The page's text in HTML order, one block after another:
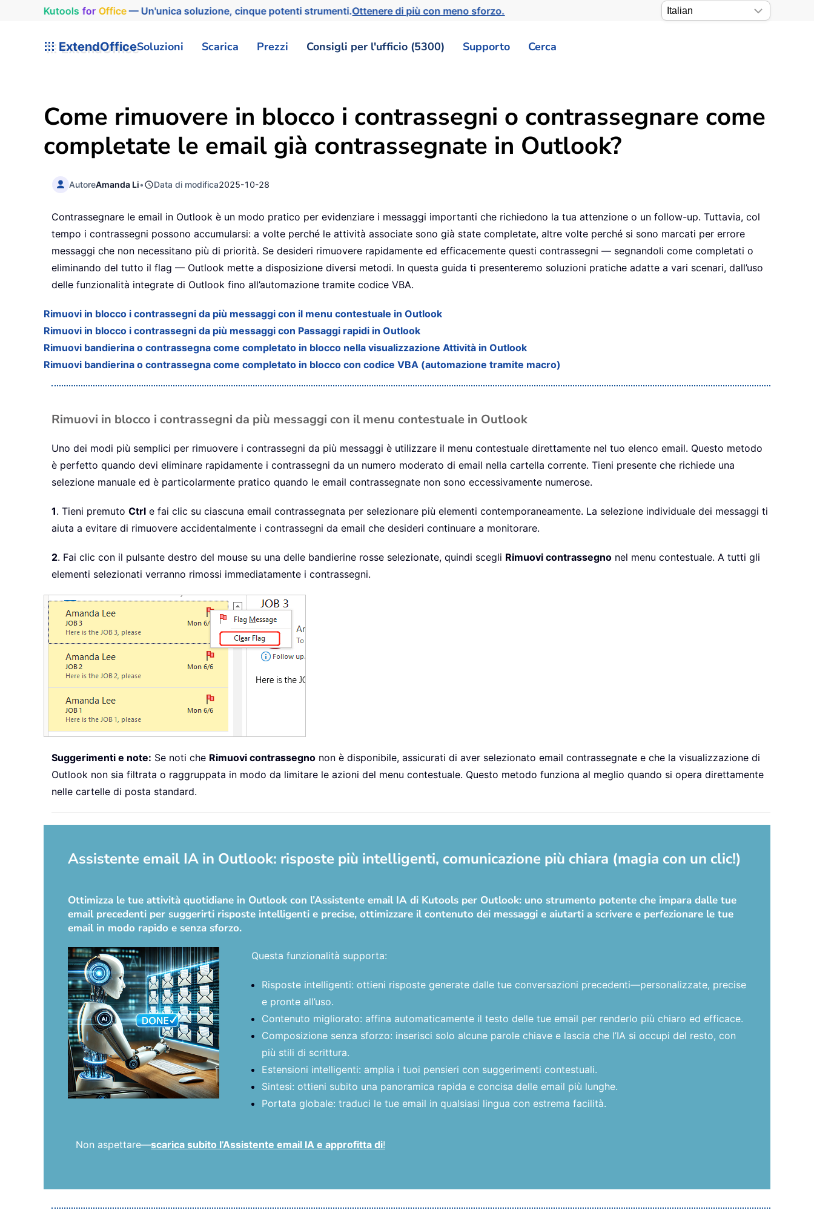
Kutools for Office— Un'unica soluzione, cinque potenti strumenti.Ottenere di più con meno sforzo.
ExtendOfficeSoluzioni Scarica Prezzi Consigli per l'ufficio (5300) Supporto Cerca
Come rimuovere in blocco i contrassegni o contrassegnare come
completate le email già contrassegnate in Outlook?
AutoreAmanda Li• Data di modifica2025-10-28
Contrassegnare le email in Outlook è un modo pratico per evidenziare i messaggi importanti che richiedono la tua attenzione o un follow-up. Tuttavia, col
tempo i contrassegni possono accumularsi: a volte perché le attività associate sono già state completate, altre volte perché si sono marcati per errore
messaggi che non necessitano più di priorità. Se desideri rimuovere rapidamente ed efficacemente questi contrassegni — segnandoli come completati o
eliminando del tutto il flag — Outlook mette a disposizione diversi metodi. In questa guida ti presenteremo soluzioni pratiche adatte a vari scenari, dall’uso
delle funzionalità integrate di Outlook fino all’automazione tramite codice VBA.
Rimuovi in blocco i contrassegni da più messaggi con il menu contestuale in Outlook
Rimuovi in blocco i contrassegni da più messaggi con Passaggi rapidi in Outlook
Rimuovi bandierina o contrassegna come completato in blocco nella visualizzazione Attività in Outlook
Rimuovi bandierina o contrassegna come completato in blocco con codice VBA (automazione tramite macro)
Rimuovi in blocco i contrassegni da più messaggi con il menu contestuale in Outlook
Uno dei modi più semplici per rimuovere i contrassegni da più messaggi è utilizzare il menu contestuale direttamente nel tuo elenco email. Questo metodo
è perfetto quando devi eliminare rapidamente i contrassegni da un numero moderato di email nella cartella corrente. Tieni presente che richiede una
selezione manuale ed è particolarmente pratico quando le email contrassegnate non sono eccessivamente numerose.
1. Tieni premuto Ctrl e fai clic su ciascuna email contrassegnata per selezionare più elementi contemporaneamente. La selezione individuale dei messaggi ti
aiuta a evitare di rimuovere accidentalmente i contrassegni da email che desideri continuare a monitorare.
2. Fai clic con il pulsante destro del mouse su una delle bandierine rosse selezionate, quindi scegli Rimuovi contrassegno nel menu contestuale. A tutti gli
elementi selezionati verranno rimossi immediatamente i contrassegni.
Suggerimenti e note: Se noti che Rimuovi contrassegno non è disponibile, assicurati di aver selezionato email contrassegnate e che la visualizzazione di
Outlook non sia filtrata o raggruppata in modo da limitare le azioni del menu contestuale. Questo metodo funziona al meglio quando si opera direttamente
nelle cartelle di posta standard.
Assistente email IA in Outlook: risposte più intelligenti, comunicazione più chiara (magia con un clic!)
Ottimizza le tue attività quotidiane in Outlook con l’Assistente email IA di Kutools per Outlook: uno strumento potente che impara dalle tue
email precedenti per suggerirti risposte intelligenti e precise, ottimizzare il contenuto dei messaggi e aiutarti a scrivere e perfezionare le tue
email in modo rapido e senza sforzo.
Questa funzionalità supporta:
Risposte intelligenti: ottieni risposte generate dalle tue conversazioni precedenti—personalizzate, precise
e pronte all’uso.
Contenuto migliorato: affina automaticamente il testo delle tue email per renderlo più chiaro ed efficace.
Composizione senza sforzo: inserisci solo alcune parole chiave e lascia che l’IA si occupi del resto, con
più stili di scrittura.
Estensioni intelligenti: amplia i tuoi pensieri con suggerimenti contestuali.
Sintesi: ottieni subito una panoramica rapida e concisa delle email più lunghe.
Portata globale: traduci le tue email in qualsiasi lingua con estrema facilità.
Non aspettare—scarica subito l’Assistente email IA e approfitta di!